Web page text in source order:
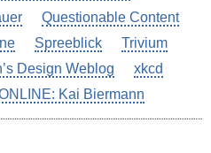
Questionable Content
Spreeblick
Trivium
Design Weblog
xkcd
Kai Biermann